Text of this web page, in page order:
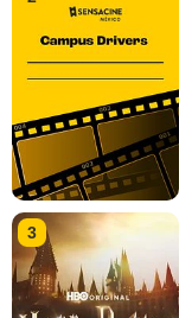
3